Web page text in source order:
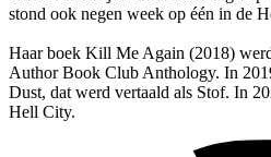
stond ook negen week op één in de
Haar boek Kill Me Again (2018)
Author Book Club Anthology. In
Dust, dat werd vertaald als Stof. In
Hell City.